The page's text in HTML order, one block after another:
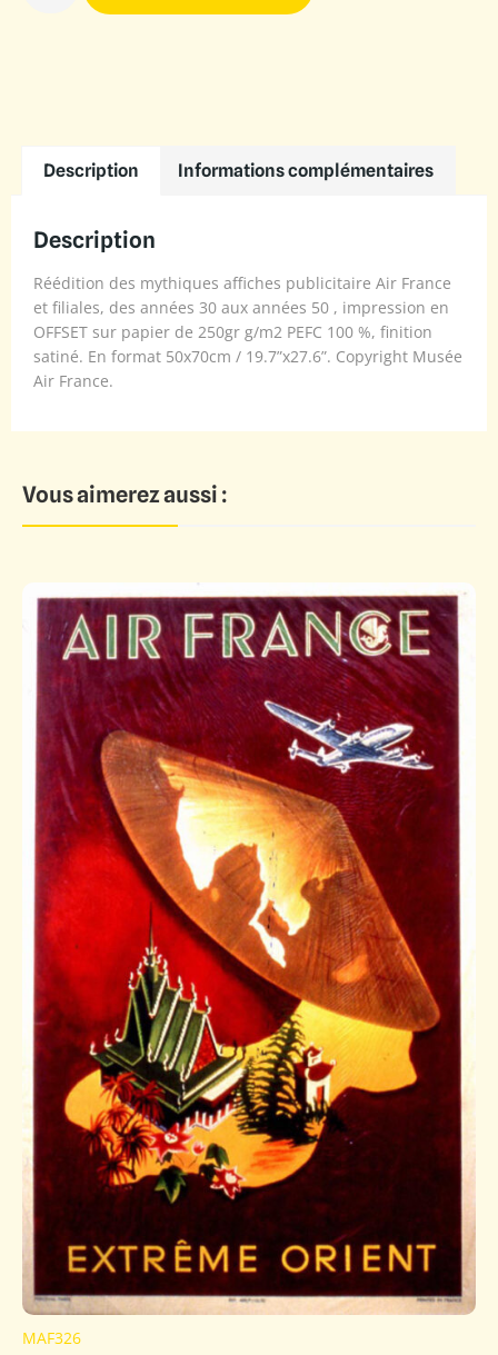
Description Informations complémentaires
Description
Réédition des mythiques affiches publicitaire Air France
et filiales, des années 30 aux années 50 , impression en
OFFSET sur papier de 250gr g/m2 PEFC 100 %, finition
satiné. En format 50x70cm / 19.7”x27.6”. Copyright Musée
Air France.
Vous aimerez aussi :
MAF326